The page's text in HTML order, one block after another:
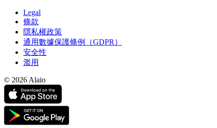
Legal
條款
隱私權政策
通用數據保護條例（GDPR）
安全性
濫用
© 2026 Alaio